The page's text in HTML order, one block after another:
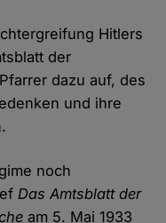
Hitlers
der
dazu auf, des
und ihre
noch
Das Amtsblatt der
am 5. Mai 1933